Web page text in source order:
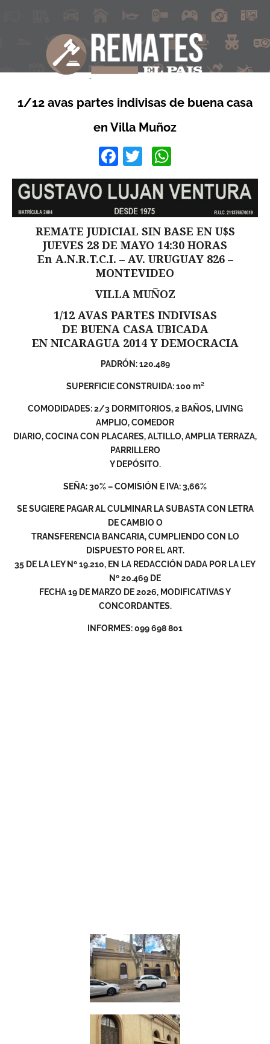
1/12 avas partes indivisas de buena casa
en Villa Muñoz
Facebook
Twitter
REMATE JUDICIAL SIN BASE EN U$S
JUEVES 28 DE MAYO 14:30 HORAS
En A.N.R.T.C.I. – AV. URUGUAY 826 –
MONTEVIDEO
VILLA MUÑOZ
1/12 AVAS PARTES INDIVISAS
DE BUENA CASA UBICADA
EN NICARAGUA 2014 Y DEMOCRACIA
PADRÓN: 120.489
SUPERFICIE CONSTRUIDA: 100 m²
COMODIDADES: 2/3 DORMITORIOS, 2 BAÑOS, LIVING
AMPLIO, COMEDOR
DIARIO, COCINA CON PLACARES, ALTILLO, AMPLIA TERRAZA,
PARRILLERO
Y DEPÓSITO.
SEÑA: 30% – COMISIÓN E IVA: 3,66%
SE SUGIERE PAGAR AL CULMINAR LA SUBASTA CON LETRA
DE CAMBIO O
TRANSFERENCIA BANCARIA, CUMPLIENDO CON LO
DISPUESTO POR EL ART.
35 DE LA LEY Nº 19.210, EN LA REDACCIÓN DADA POR LA LEY
Nº 20.469 DE
FECHA 19 DE MARZO DE 2026, MODIFICATIVAS Y
CONCORDANTES.
INFORMES: 099 698 801